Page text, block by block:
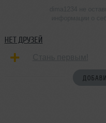
НЕТ ДРУЗЕЙ